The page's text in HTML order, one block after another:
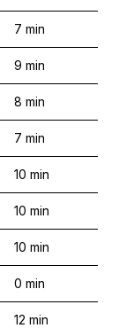
7 min
9 min
8 min
7 min
10 min
10 min
10 min
0 min
12 min